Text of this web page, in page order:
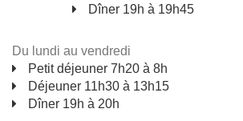
Dîner 19h à 19h45
Du lundi au vendredi
Petit déjeuner 7h20 à 8h
Déjeuner 11h30 à 13h15
Dîner 19h à 20h